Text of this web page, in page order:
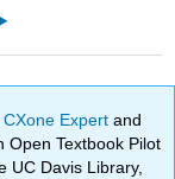
CXone Expertand
Open Textbook Pilot
UC Davis Library,